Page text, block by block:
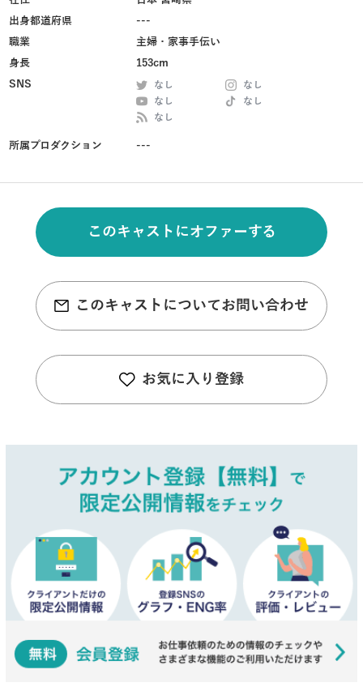
出身都道府県
---
職業
主婦・家事手伝い
身長
153cm
SNS
なし
なし
なし
なし
なし
所属プロダクション ---
このキャストにオファーする
このキャストについてお問い合わせ
お気に入り登録